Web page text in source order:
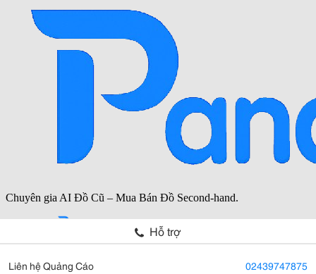
Hỗ trợ
Liên hệ Quảng Cáo 02439747875